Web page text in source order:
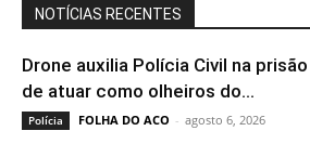
NOTÍCIAS RECENTES
Drone auxilia Polícia Civil na
de atuar como olheiros do...
Polícia FOLHA DO ACO - agosto 6, 2026